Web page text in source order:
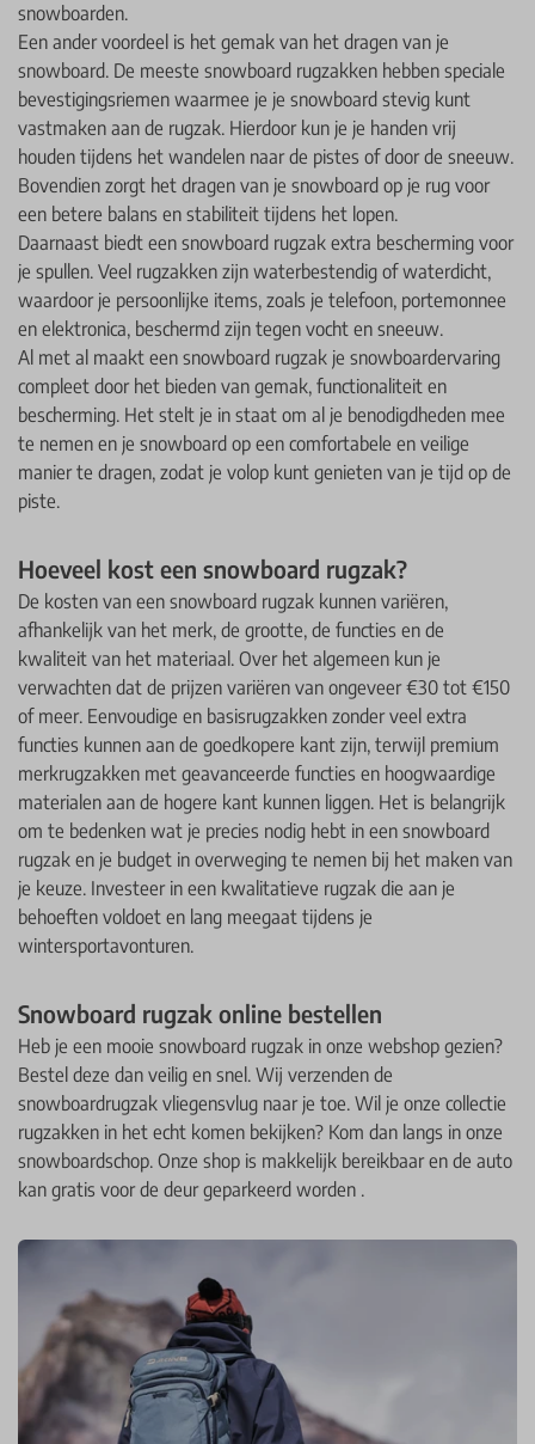
snowboarden.
Een ander voordeel is het gemak van het dragen van je
snowboard. De meeste snowboard rugzakken hebben speciale
bevestigingsriemen waarmee je je snowboard stevig kunt
vastmaken aan de rugzak. Hierdoor kun je je handen vrij
houden tijdens het wandelen naar de pistes of door de sneeuw.
Bovendien zorgt het dragen van je snowboard op je rug voor
een betere balans en stabiliteit tijdens het lopen.
Daarnaast biedt een snowboard rugzak extra bescherming voor
je spullen. Veel rugzakken zijn waterbestendig of waterdicht,
waardoor je persoonlijke items, zoals je telefoon, portemonnee
en elektronica, beschermd zijn tegen vocht en sneeuw.
Al met al maakt een snowboard rugzak je snowboardervaring
compleet door het bieden van gemak, functionaliteit en
bescherming. Het stelt je in staat om al je benodigdheden mee
te nemen en je snowboard op een comfortabele en veilige
manier te dragen, zodat je volop kunt genieten van je tijd op de
piste.
Hoeveel kost een snowboard rugzak?
De kosten van een snowboard rugzak kunnen variëren,
afhankelijk van het merk, de grootte, de functies en de
kwaliteit van het materiaal. Over het algemeen kun je
verwachten dat de prijzen variëren van ongeveer €30 tot €150
of meer. Eenvoudige en basisrugzakken zonder veel extra
functies kunnen aan de goedkopere kant zijn, terwijl premium
merkrugzakken met geavanceerde functies en hoogwaardige
materialen aan de hogere kant kunnen liggen. Het is belangrijk
om te bedenken wat je precies nodig hebt in een snowboard
rugzak en je budget in overweging te nemen bij het maken van
je keuze. Investeer in een kwalitatieve rugzak die aan je
behoeften voldoet en lang meegaat tijdens je
wintersportavonturen.
Snowboard rugzak online bestellen
Heb je een mooie snowboard rugzak in onze webshop gezien?
Bestel deze dan veilig en snel. Wij verzenden de
snowboardrugzak vliegensvlug naar je toe. Wil je onze collectie
rugzakken in het echt komen bekijken? Kom dan langs in onze
snowboardschop. Onze shop is makkelijk bereikbaar en de auto
kan gratis voor de deur geparkeerd worden .